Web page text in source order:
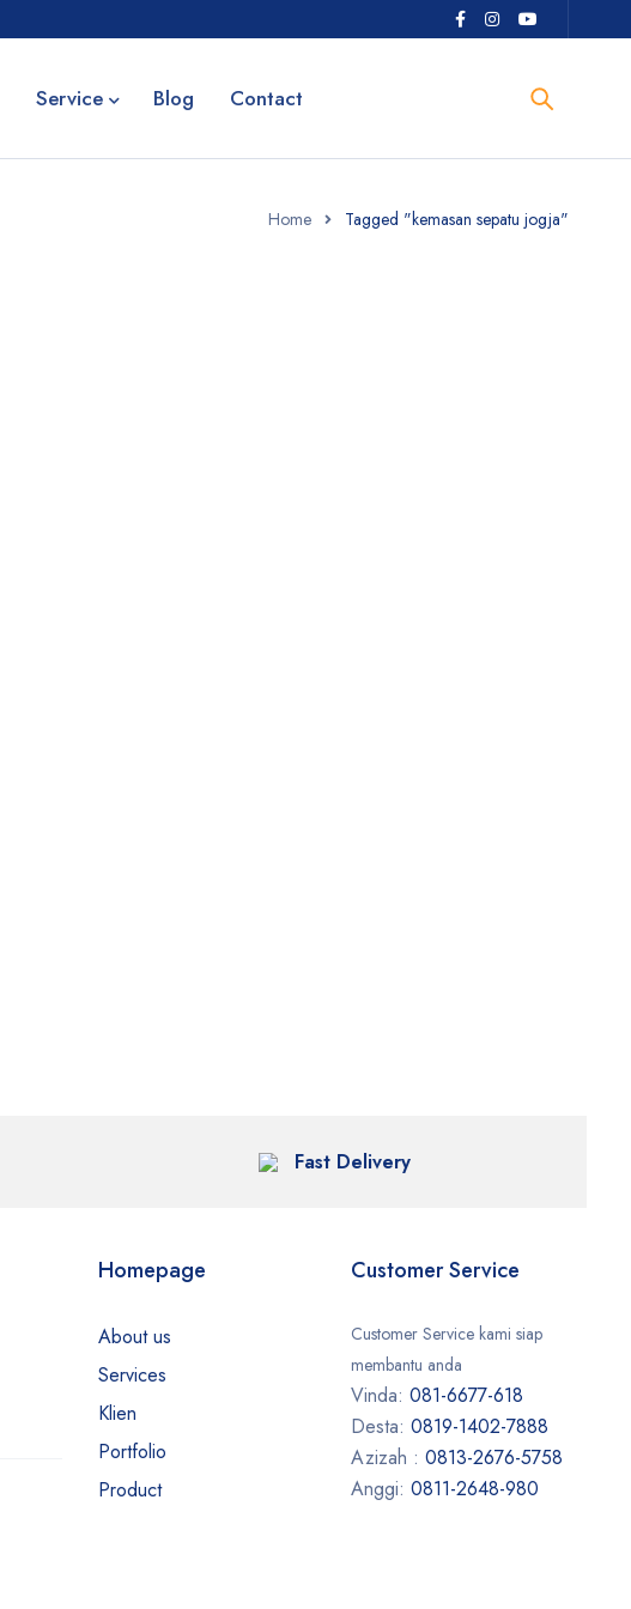
Service Blog Contact
Home Tagged "kemasan sepatu jogja"
Fast Delivery
Homepage
About us
Services
Klien
Portfolio
Product
Customer Service
Customer Service kami siap
membantu anda
Vinda:081-6677-618
Desta:0819-1402-7888
Azizah :0813-2676-5758
Anggi:0811-2648-980